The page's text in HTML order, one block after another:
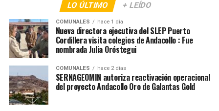
LO ÚLTIMO + LEÍDO
COMUNALES hace 1 día
Nueva directora ejecutiva del SLEP Puerto
Cordillera visita colegios de Andacollo : Fue
nombrada Julia Oróstegui
COMUNALES hace 2 días
SERNAGEOMIN autoriza reactivación operacional
del proyecto Andacollo Oro de Galantas Gold